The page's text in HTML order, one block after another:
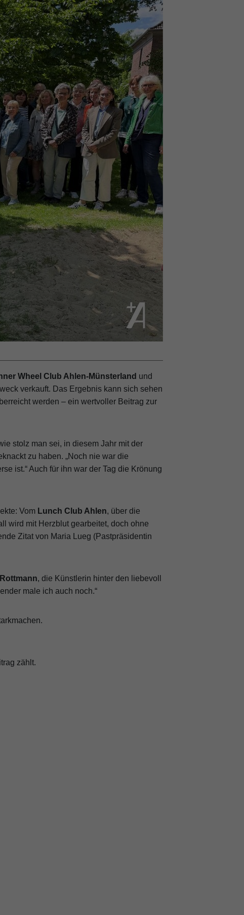
Wheel Club Ahlen-Münsterland und
verkauft. Das Ergebnis kann sich sehen
werden – ein wertvoller Beitrag zur
stolz man sei, in diesem Jahr mit der
zu haben. „Noch nie war die
ist.“ Auch für ihn war der Tag die Krönung
Vom Lunch Club Ahlen, über die
wird mit Herzblut gearbeitet, doch ohne
Zitat von Maria Lueg (Pastpräsidentin
Rottmann, die Künstlerin hinter den liebevoll
male ich auch noch.“
zählt.